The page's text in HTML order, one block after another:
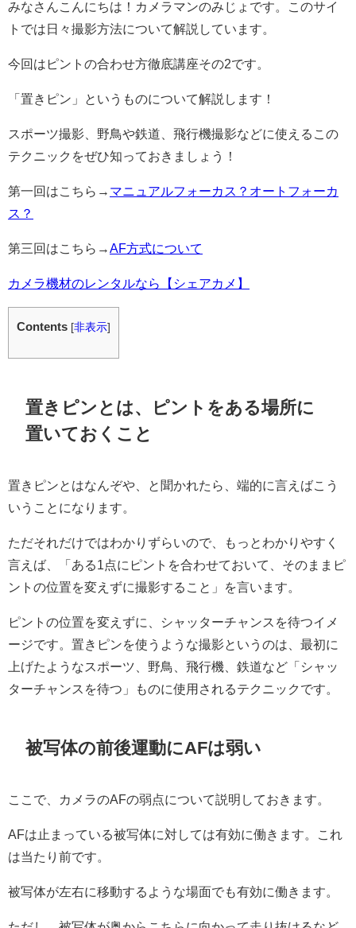
みなさんこんにちは！カメラマンのみじょです。このサイ
トでは日々撮影方法について解説しています。
今回はピントの合わせ方徹底講座その2です。
「置きピン」というものについて解説します！
スポーツ撮影、野鳥や鉄道、飛行機撮影などに使えるこの
テクニックをぜひ知っておきましょう！
第一回はこちら→ マニュアルフォーカス？オートフォーカ
ス？
第三回はこちら→ AF方式について
カメラ機材のレンタルなら【シェアカメ】
Contents [非表示]
置きピンとは、ピントをある場所に
置いておくこと
置きピンとはなんぞや、と聞かれたら、端的に言えばこう
いうことになります。
ただそれだけではわかりずらいので、もっとわかりやすく
言えば、「ある1点にピントを合わせておいて、そのままピ
ントの位置を変えずに撮影すること」を言います。
ピントの位置を変えずに、シャッターチャンスを待つイメ
ージです。置きピンを使うような撮影というのは、最初に
上げたようなスポーツ、野鳥、飛行機、鉄道など「シャッ
ターチャンスを待つ」ものに使用されるテクニックです。
被写体の前後運動にAFは弱い
ここで、カメラのAFの弱点について説明しておきます。
AFは止まっている被写体に対しては有効に働きます。これ
は当たり前です。
被写体が左右に移動するような場面でも有効に働きます。